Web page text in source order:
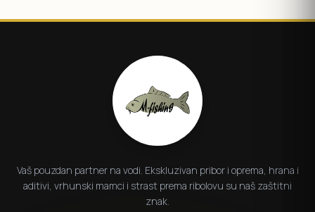
Vaš pouzdan partner na vodi. Ekskluzivan pribor i oprema, hrana i
aditivi, vrhunski mamci i strast prema ribolovu su naš zaštitni
znak.